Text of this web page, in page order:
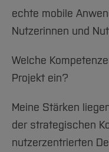
echte mobile
Nutzerinnen und
Welche
Projekt ein?
Meine Stärken
der strategischen
nutzerzentrierten